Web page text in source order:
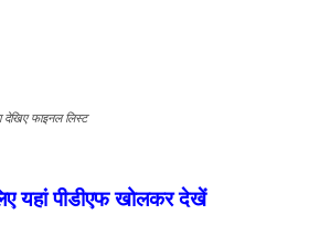
देखिए फाइनल लिस्ट
यहां पीडीएफ खोलकर देखें